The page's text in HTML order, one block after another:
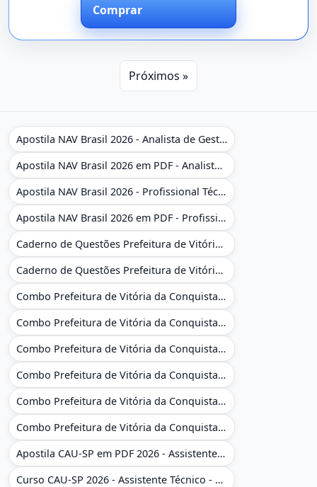
Comprar
Próximos »
Apostila NAV Brasil 2026 - Analista de Gestão
Apostila NAV Brasil 2026 em PDF - Analista de Gestão
Apostila NAV Brasil 2026 - Profissional Técnico de Navegação Aérea - Operador de Torre de Controle
Apostila NAV Brasil 2026 em PDF - Profissional Técnico de Navegação Aérea - Operador de Torre de Controle
Caderno de Questões Prefeitura de Vitória da Conquista - BA - Conhecimentos Gerais - 450 Questões Gabaritadas
Caderno de Questões Prefeitura de Vitória da Conquista em PDF - BA - Conhecimentos Gerais - 450 Questões Gabaritadas
Combo Prefeitura de Vitória da Conquista - BA 2026 - Monitor Escolar (Educação Infantil e Cobertura das AC'S)
Combo Prefeitura de Vitória da Conquista - BA 2026 - Monitor Escolar (Educação Infantil e Cobertura das AC'S)
Combo Prefeitura de Vitória da Conquista - BA 2026 - Monitor Escolar (Suporte às Crianças com Deficiência)
Combo Prefeitura de Vitória da Conquista - BA 2026 - Monitor Escolar (Suporte às Crianças com Deficiência)
Combo Prefeitura de Vitória da Conquista - BA 2026 - Pedagogo - Zona Urbana e/ou Rural
Combo Prefeitura de Vitória da Conquista - BA 2026 - Pedagogo - Zona Urbana e/ou Rural
Apostila CAU-SP em PDF 2026 - Assistente Técnico - Administrativo
Curso CAU-SP 2026 - Assistente Técnico - Administrativo e Administrativo Regional